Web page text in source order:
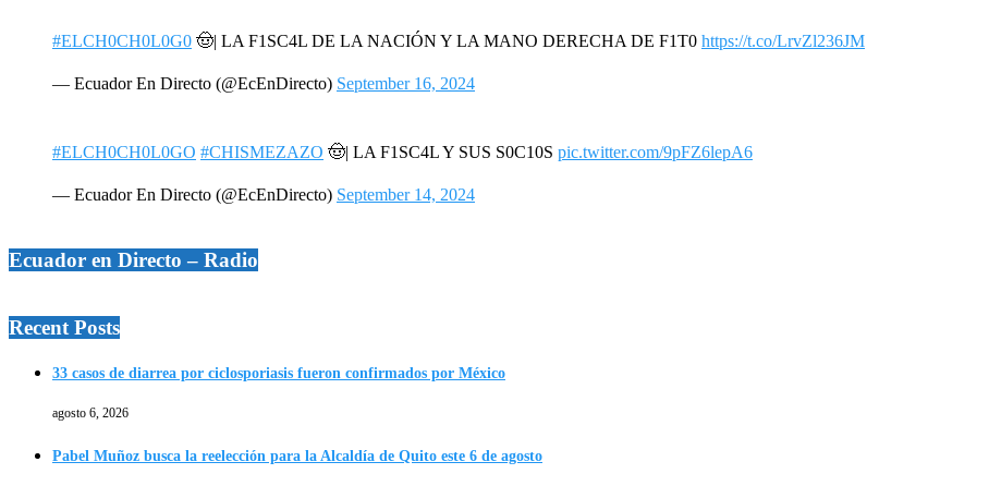
#ELCH0CH0L0G0 🤠| LA F1SC4L DE LA NACIÓN Y LA MANO DERECHA DE F1T0 https://t.co/LrvZl236JM
— Ecuador En Directo (@EcEnDirecto) September 16, 2024
#ELCH0CH0L0GO #CHISMEZAZO 🤠| LA F1SC4L Y SUS S0C10S pic.twitter.com/9pFZ6lepA6
— Ecuador En Directo (@EcEnDirecto) September 14, 2024
Ecuador en Directo – Radio
Recent Posts
33 casos de diarrea por ciclosporiasis fueron confirmados por México
agosto 6, 2026
Pabel Muñoz busca la reelección para la Alcaldía de Quito este 6 de agosto